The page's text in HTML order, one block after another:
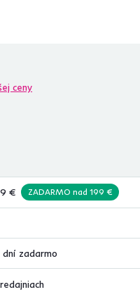
ceny
€ ZADARMO nad 199 €
zadarmo